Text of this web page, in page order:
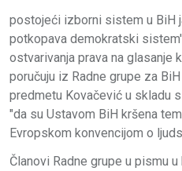
postojeći izborni sistem u BiH
potkopava demokratski
ostvarivanja prava na glasanje
poručuju iz Radne grupe za
predmetu Kovačević u skladu
"da su Ustavom BiH kršena
Evropskom konvencijom o
Članovi Radne grupe u pismu